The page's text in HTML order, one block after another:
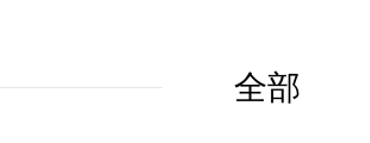
全部